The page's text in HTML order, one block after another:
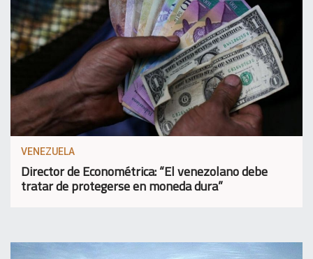
VENEZUELA
Director de Econométrica: “El venezolano debe
tratar de protegerse en moneda dura”